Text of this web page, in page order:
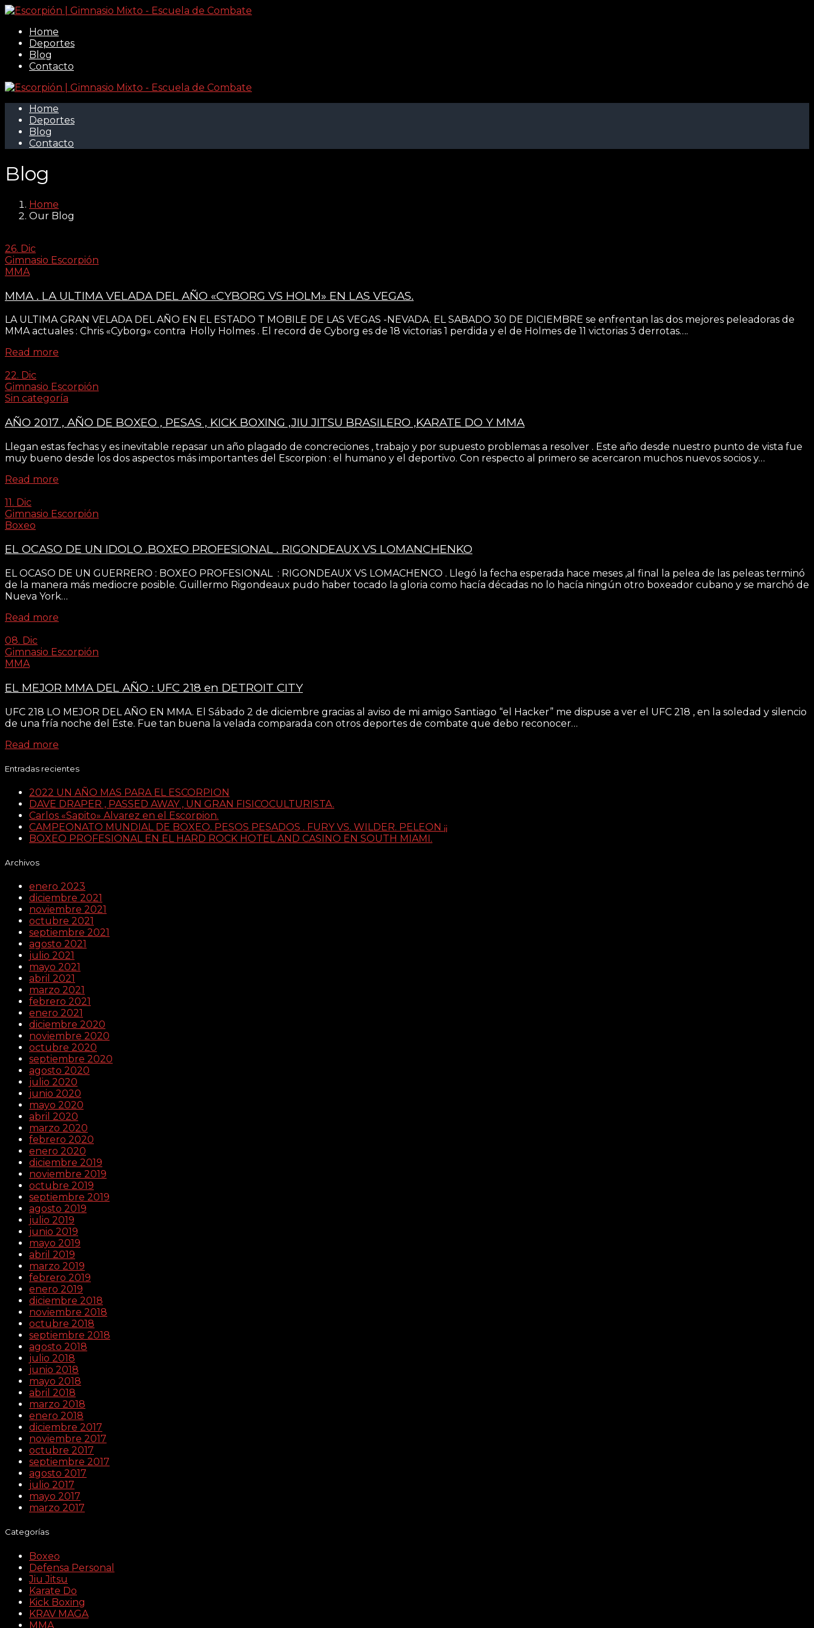
Home
Deportes
Blog
Contacto
Home
Deportes
Blog
Contacto
Blog
Home
Our Blog
26. Dic
Gimnasio Escorpión
MMA
MMA . LA ULTIMA VELADA DEL AÑO «CYBORG VS HOLM» EN LAS VEGAS.
LA ULTIMA GRAN VELADA DEL AÑO EN EL ESTADO T MOBILE DE LAS VEGAS -NEVADA. EL SABADO 30 DE DICIEMBRE se enfrentan las dos mejores peleadoras de
MMA actuales : Chris «Cyborg» contra Holly Holmes . El record de Cyborg es de 18 victorias 1 perdida y el de Holmes de 11 victorias 3 derrotas….
Read more
22. Dic
Gimnasio Escorpión
Sin categoría
AÑO 2017 , AÑO DE BOXEO , PESAS , KICK BOXING ,JIU JITSU BRASILERO ,KARATE DO Y MMA
Llegan estas fechas y es inevitable repasar un año plagado de concreciones , trabajo y por supuesto problemas a resolver . Este año desde nuestro punto de vista fue
muy bueno desde los dos aspectos más importantes del Escorpion : el humano y el deportivo. Con respecto al primero se acercaron muchos nuevos socios y…
Read more
11. Dic
Gimnasio Escorpión
Boxeo
EL OCASO DE UN IDOLO .BOXEO PROFESIONAL . RIGONDEAUX VS LOMANCHENKO
EL OCASO DE UN GUERRERO : BOXEO PROFESIONAL : RIGONDEAUX VS LOMACHENCO . Llegó la fecha esperada hace meses ,al final la pelea de las peleas terminó
de la manera más mediocre posible. Guillermo Rigondeaux pudo haber tocado la gloria como hacía décadas no lo hacía ningún otro boxeador cubano y se marchó de
Nueva York…
Read more
08. Dic
Gimnasio Escorpión
MMA
EL MEJOR MMA DEL AÑO : UFC 218 en DETROIT CITY
UFC 218 LO MEJOR DEL AÑO EN MMA. El Sábado 2 de diciembre gracias al aviso de mi amigo Santiago “el Hacker” me dispuse a ver el UFC 218 , en la soledad y silencio
de una fría noche del Este. Fue tan buena la velada comparada con otros deportes de combate que debo reconocer…
Read more
Entradas recientes
2022 UN AÑO MAS PARA EL ESCORPION
DAVE DRAPER , PASSED AWAY , UN GRAN FISICOCULTURISTA.
Carlos «Sapito» Alvarez en el Escorpion.
CAMPEONATO MUNDIAL DE BOXEO. PESOS PESADOS . FURY VS. WILDER. PELEON ¡¡
BOXEO PROFESIONAL EN EL HARD ROCK HOTEL AND CASINO EN SOUTH MIAMI.
Archivos
enero 2023
diciembre 2021
noviembre 2021
octubre 2021
septiembre 2021
agosto 2021
julio 2021
mayo 2021
abril 2021
marzo 2021
febrero 2021
enero 2021
diciembre 2020
noviembre 2020
octubre 2020
septiembre 2020
agosto 2020
julio 2020
junio 2020
mayo 2020
abril 2020
marzo 2020
febrero 2020
enero 2020
diciembre 2019
noviembre 2019
octubre 2019
septiembre 2019
agosto 2019
julio 2019
junio 2019
mayo 2019
abril 2019
marzo 2019
febrero 2019
enero 2019
diciembre 2018
noviembre 2018
octubre 2018
septiembre 2018
agosto 2018
julio 2018
junio 2018
mayo 2018
abril 2018
marzo 2018
enero 2018
diciembre 2017
noviembre 2017
octubre 2017
septiembre 2017
agosto 2017
julio 2017
mayo 2017
marzo 2017
Categorías
Boxeo
Defensa Personal
Jiu Jitsu
Karate Do
Kick Boxing
KRAV MAGA
MMA